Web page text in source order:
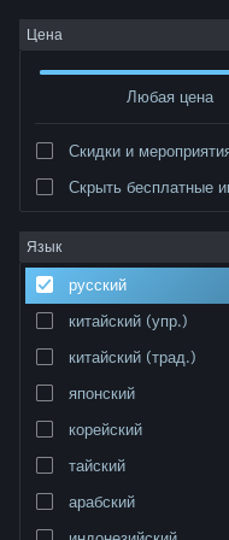
Войти
Сообщество
Информация
Поддержка
Изменить язык
Полная версия
Цена
Любая цена
Скидки и
Скрыть бесплатные
Язык
русский
китайский (упр.)
китайский (трад.)
японский
корейский
тайский
арабский
Разработчик: Gametrip
Сортировать по
Результатов по вашему
скрыты согласно вашим